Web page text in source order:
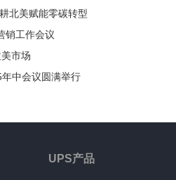
北美赋能零碳转型
销工作会议
市场
中会议圆满举行
UPS产品